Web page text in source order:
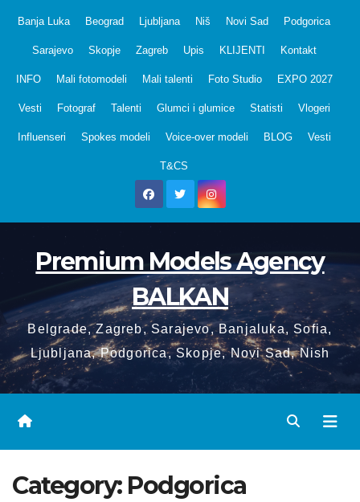
Banja Luka Beograd Ljubljana Niš Novi Sad Podgorica
Sarajevo Skopje Zagreb Upis KLIJENTI Kontakt
INFO Mali fotomodeli Mali talenti Foto Studio EXPO 2027
Vesti Fotograf Talenti Glumci i glumice Statisti Vlogeri
Influenseri Spokes modeli Voice-over modeli BLOG Vesti
T&CS
Premium Models Agency
BALKAN
Belgrade, Zagreb, Sarajevo, Banjaluka, Sofia,
Ljubljana, Podgorica, Skopje, Novi Sad, Nish
Category: Podgorica